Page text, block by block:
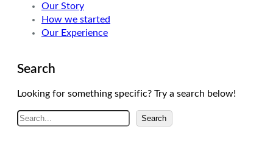
Our Story
How we started
Our Experience
Search
Looking for something specific? Try a search below!
A
r
Search